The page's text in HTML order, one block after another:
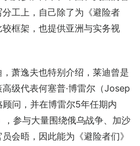
工上，自己除了为《避险者
框架，也提供亚洲与实务视
萧逸夫也特别介绍，莱迪曾是
级代表何塞普·博雷尔（Josep
问，并在博雷尔5年任期内
，参与大量围绕俄乌战争、加沙
会晤，因此能为《避险者们》